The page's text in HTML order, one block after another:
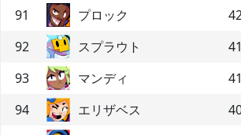
91
プロック
92
スプラウト
93
マンディ
94
エリザベス